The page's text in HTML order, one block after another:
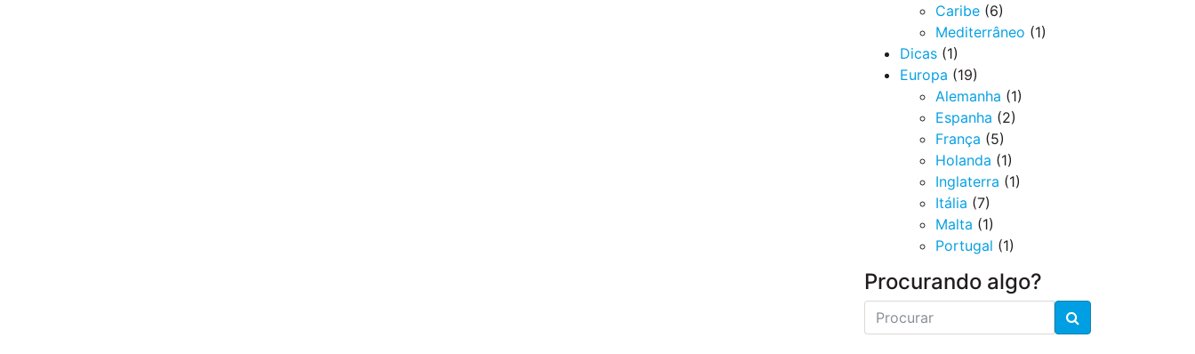
Caribe (6)
Mediterrâneo (1)
Dicas (1)
Europa (19)
Alemanha (1)
Espanha (2)
França (5)
Holanda (1)
Inglaterra (1)
Itália (7)
Malta (1)
Portugal (1)
Procurando algo?